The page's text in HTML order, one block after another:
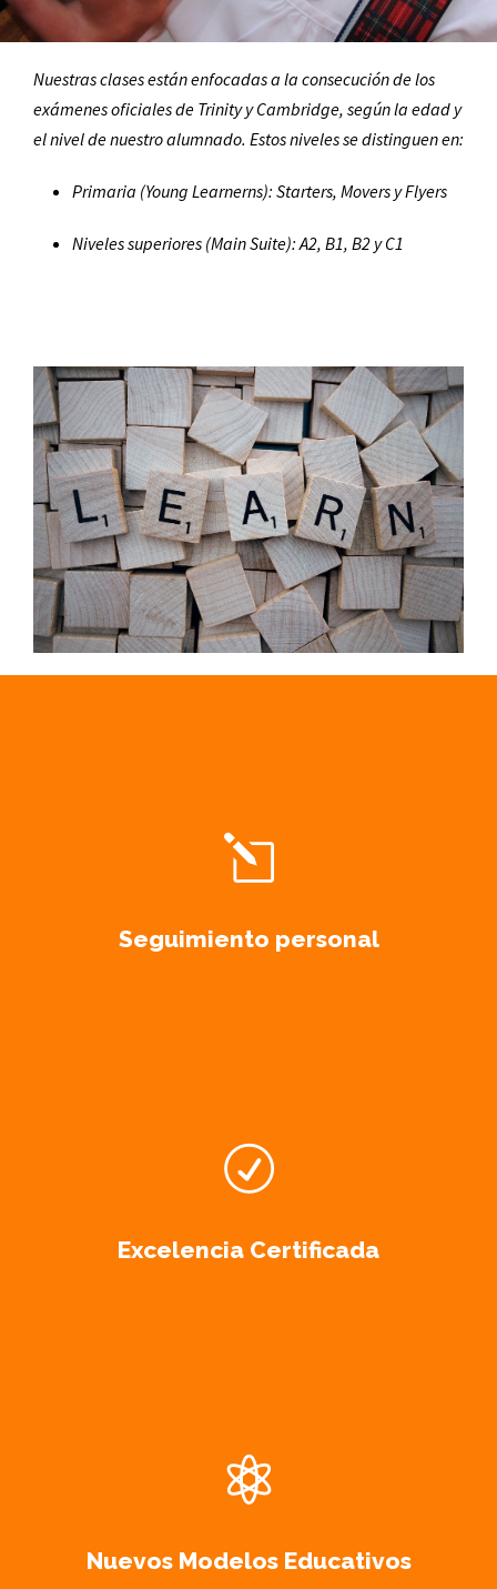
Nuestras clases están enfocadas a la consecución de los
exámenes oficiales de Trinity y Cambridge, según la edad y
el nivel de nuestro alumnado. Estos niveles se distinguen en:
Primaria (Young Learnerns): Starters, Movers y Flyers
Niveles superiores (Main Suite): A2, B1, B2 y C1
Seguimiento personal
Excelencia Certificada
Nuevos Modelos Educativos